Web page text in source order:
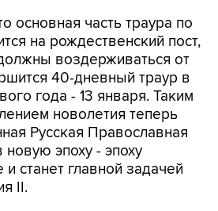
основная часть траура по
на рождественский пост,
воздерживаться от
40-дневный траур в
года - 13 января. Таким
новолетия теперь
Русская Православная
новую эпоху - эпоху
и станет главной задачей
II.